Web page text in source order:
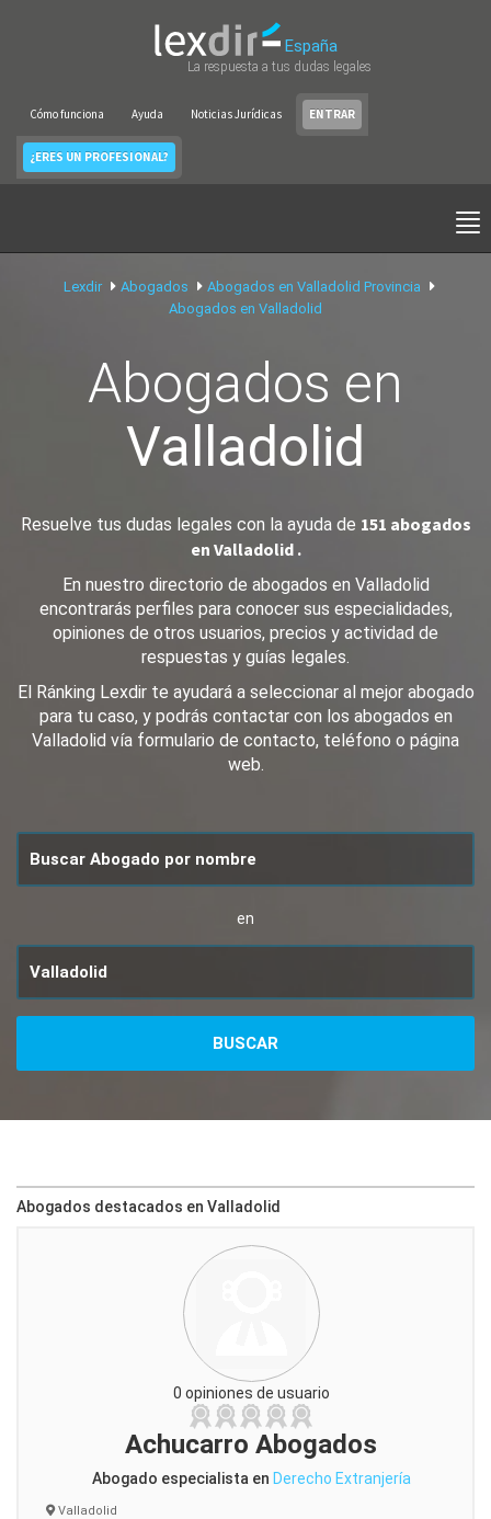
España
La respuesta a tus dudas legales
Cómo funciona Ayuda Noticias Jurídicas ENTRAR
¿ERES UN PROFESIONAL?
Lexdir Abogados
Abogados en Valladolid Provincia
Abogados en Valladolid
Abogados en
Valladolid
Resuelve tus dudas legales con la ayuda de 151 abogados
en Valladolid .
En nuestro directorio de abogados en Valladolid
encontrarás perfiles para conocer sus especialidades,
opiniones de otros usuarios, precios y actividad de
respuestas y guías legales.
El Ránking Lexdir te ayudará a seleccionar al mejor abogado
para tu caso, y podrás contactar con los abogados en
Valladolid vía formulario de contacto, teléfono o página
web.
en
Abogados destacados en Valladolid
0 opiniones de usuario
Achucarro Abogados
Abogado especialista en Derecho Extranjería
Valladolid